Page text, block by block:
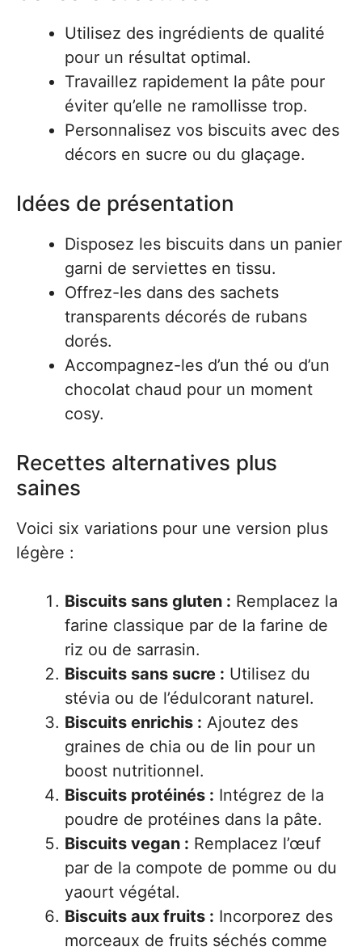
Utilisez des ingrédients de qualité
pour un résultat optimal.
Travaillez rapidement la pâte pour
éviter qu’elle ne ramollisse trop.
Personnalisez vos biscuits avec des
décors en sucre ou du glaçage.
Idées de présentation
Disposez les biscuits dans un panier
garni de serviettes en tissu.
Offrez-les dans des sachets
transparents décorés de rubans
dorés.
Accompagnez-les d’un thé ou d’un
chocolat chaud pour un moment
cosy.
Recettes alternatives plus
saines
Voici six variations pour une version plus
légère :
Biscuits sans gluten : Remplacez la
farine classique par de la farine de
riz ou de sarrasin.
Biscuits sans sucre : Utilisez du
stévia ou de l’édulcorant naturel.
Biscuits enrichis : Ajoutez des
graines de chia ou de lin pour un
boost nutritionnel.
Biscuits protéinés : Intégrez de la
poudre de protéines dans la pâte.
Biscuits vegan : Remplacez l’œuf
par de la compote de pomme ou du
yaourt végétal.
Biscuits aux fruits : Incorporez des
morceaux de fruits séchés comme